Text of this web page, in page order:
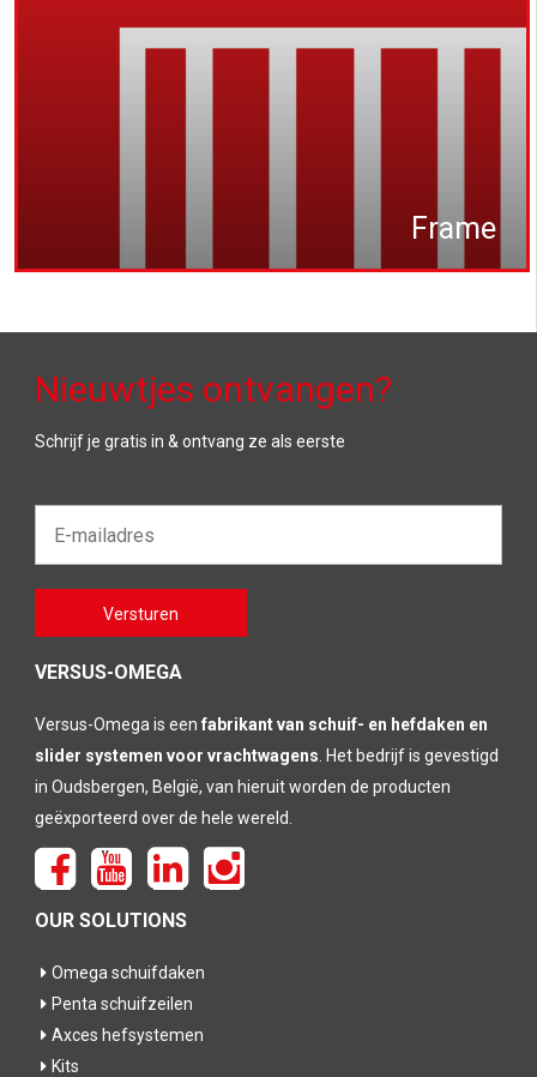
Frame
Nieuwtjes ontvangen?
Schrijf je gratis in & ontvang ze als eerste
mailadres*
laten
Versturen
VERSUS-OMEGA
Versus-Omega is een fabrikant van schuif- en hefdaken en
slider systemen voor vrachtwagens . Het bedrijf is gevestigd
in Oudsbergen, België, van hieruit worden de producten
geëxporteerd over de hele wereld.
OUR SOLUTIONS
Omega schuifdaken
Penta schuifzeilen
Axces hefsystemen
Kits